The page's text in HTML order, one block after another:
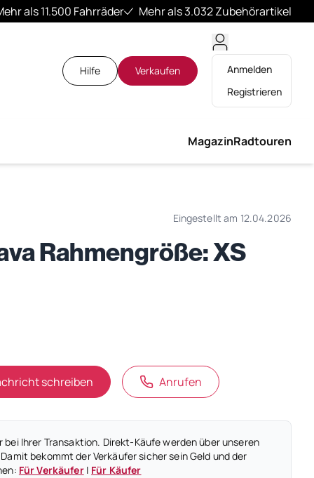
als 11.500 Fahrräder Mehr als 3.032 Zubehörartikel
Hilfe Verkaufen
Anmelden
Registrieren
MagazinRadtouren
Eingestellt am 12.04.2026
Rahmengröße: XS
schreiben Anrufen
Ihrer Transaktion. Direkt-Käufe werden über unseren
bekommt der Verkäufer sicher sein Geld und der
Für Verkäufer| Für Käufer